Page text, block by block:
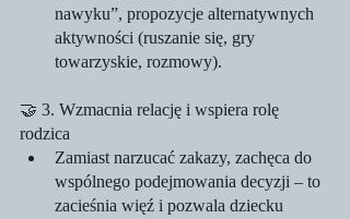
nawyku”, propozycje alternatywnych
aktywności (ruszanie się, gry
towarzyskie, rozmowy).
🤝 3. Wzmacnia relację i wspiera rolę
rodzica
Zamiast narzucać zakazy, zachęca do
wspólnego podejmowania decyzji – to
zacieśnia więź i pozwala dziecku